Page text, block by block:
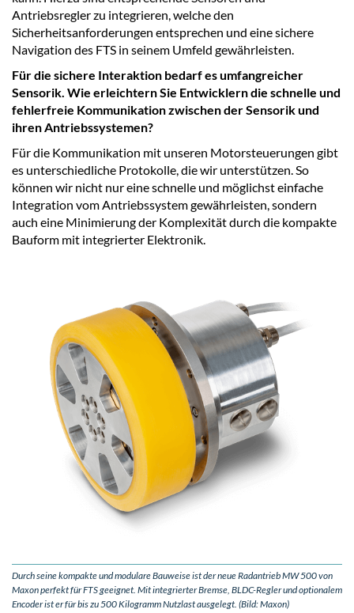
Antriebsregler zu integrieren, welche den
Sicherheitsanforderungen entsprechen und eine sichere
Navigation des FTS in seinem Umfeld gewährleisten.
Für die sichere Interaktion bedarf es umfangreicher
Sensorik. Wie erleichtern Sie Entwicklern die schnelle und
fehlerfreie Kommunikation zwischen der Sensorik und
ihren Antriebssystemen?
Für die Kommunikation mit unseren Motorsteuerungen gibt
es unterschiedliche Protokolle, die wir unterstützen. So
können wir nicht nur eine schnelle und möglichst einfache
Integration vom Antriebssystem gewährleisten, sondern
auch eine Minimierung der Komplexität durch die kompakte
Bauform mit integrierter Elektronik.
Durch seine kompakte und modulare Bauweise ist der neue Radantrieb MW 500 von
Maxon perfekt für FTS geeignet. Mit integrierter Bremse, BLDC-Regler und optionalem
Encoder ist er für bis zu 500 Kilogramm Nutzlast ausgelegt. (Bild: Maxon)